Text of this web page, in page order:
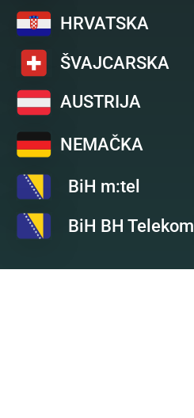
HRVATSKA
ŠVAJCARSKA
AUSTRIJA
NEMAČKA
BiH m:tel
BiH BH Telekom